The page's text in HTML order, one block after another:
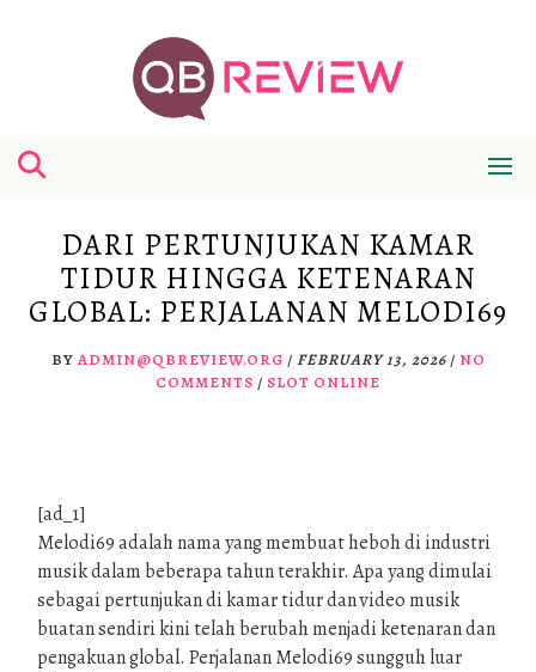
DARI PERTUNJUKAN KAMAR
TIDUR HINGGA KETENARAN
GLOBAL: PERJALANAN MELODI69
BY ADMIN@QBREVIEW.ORG / FEBRUARY 13, 2026/ NO
COMMENTS / SLOT ONLINE
[ad_1]
Melodi69 adalah nama yang membuat heboh di industri
musik dalam beberapa tahun terakhir. Apa yang dimulai
sebagai pertunjukan di kamar tidur dan video musik
buatan sendiri kini telah berubah menjadi ketenaran dan
pengakuan global. Perjalanan Melodi69 sungguh luar